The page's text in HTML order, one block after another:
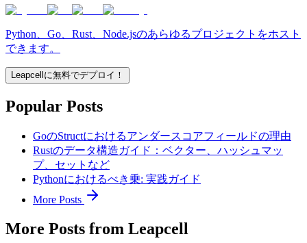
Python、Go、Rust、Node.jsのあらゆるプロジェクトをホスト
できます。
Leapcellに無料でデプロイ！
Popular Posts
GoのStructにおけるアンダースコアフィールドの理由
Rustのデータ構造ガイド：ベクター、ハッシュマッ
プ、セットなど
Pythonにおけるべき乗: 実践ガイド
More Posts
More Posts from Leapcell